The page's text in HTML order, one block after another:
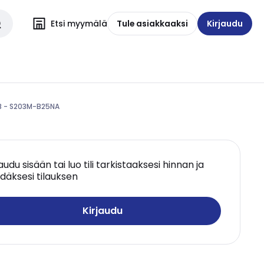
Etsi myymälä Tule asiakkaaksi Kirjaudu
- S203M-B25NA
sisään tai luo tili tarkistaaksesi hinnan ja
tilauksen
Kirjaudu